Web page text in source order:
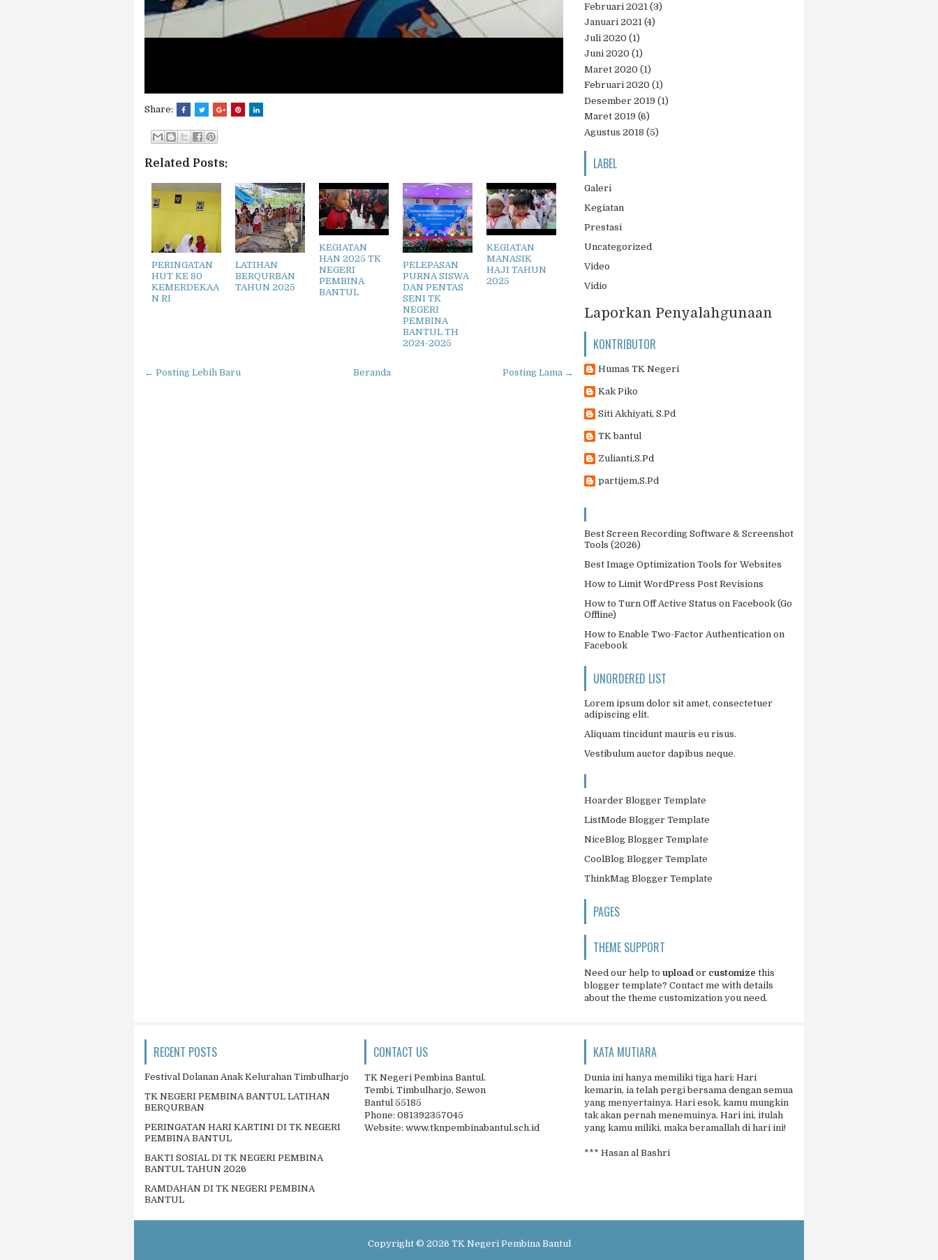
Share:
Related Posts:
PERINGATAN
HUT KE 80
KEMERDEKAA
N RI
LATIHAN
BERQURBAN
TAHUN 2025
KEGIATAN
HAN 2025 TK
NEGERI
PEMBINA
BANTUL
PELEPASAN
PURNA SISWA
DAN PENTAS
SENI TK
NEGERI
PEMBINA
BANTUL TH
2024-2025
KEGIATAN
MANASIK
HAJI TAHUN
2025
← Posting Lebih Baru Posting Lama →
Beranda
Februari 2021 (3)
Januari 2021 (4)
Juli 2020 (1)
Juni 2020 (1)
Maret 2020 (1)
Februari 2020 (1)
Desember 2019 (1)
Maret 2019 (6)
Agustus 2018 (5)
LABEL
Galeri
Kegiatan
Prestasi
Uncategorized
Video
Vidio
Laporkan Penyalahgunaan
KONTRIBUTOR
Humas TK Negeri
Kak Piko
Siti Akhiyati, S.Pd
TK bantul
Zulianti,S.Pd
partijem,S.Pd
Best Screen Recording Software & Screenshot
Tools (2026)
Best Image Optimization Tools for Websites
How to Limit WordPress Post Revisions
How to Turn Off Active Status on Facebook (Go
Offline)
How to Enable Two-Factor Authentication on
Facebook
UNORDERED LIST
Lorem ipsum dolor sit amet, consectetuer
adipiscing elit.
Aliquam tincidunt mauris eu risus.
Vestibulum auctor dapibus neque.
Hoarder Blogger Template
ListMode Blogger Template
NiceBlog Blogger Template
CoolBlog Blogger Template
ThinkMag Blogger Template
PAGES
THEME SUPPORT
Need our help to upload or customize this
blogger template? Contact me with details
about the theme customization you need.
RECENT POSTS
Festival Dolanan Anak Kelurahan Timbulharjo
TK NEGERI PEMBINA BANTUL LATIHAN
BERQURBAN
PERINGATAN HARI KARTINI DI TK NEGERI
PEMBINA BANTUL
BAKTI SOSIAL DI TK NEGERI PEMBINA
BANTUL TAHUN 2026
RAMDAHAN DI TK NEGERI PEMBINA
BANTUL
CONTACT US
TK Negeri Pembina Bantul.
Tembi, Timbulharjo, Sewon
Bantul 55185
Phone: 081392357045
Website: www.tknpembinabantul.sch.id
KATA MUTIARA
Dunia ini hanya memiliki tiga hari: Hari
kemarin, ia telah pergi bersama dengan semua
yang menyertainya. Hari esok, kamu mungkin
tak akan pernah menemuinya. Hari ini, itulah
yang kamu miliki, maka beramallah di hari ini!
*** Hasan al Bashri
Copyright © 2026 TK Negeri Pembina Bantul